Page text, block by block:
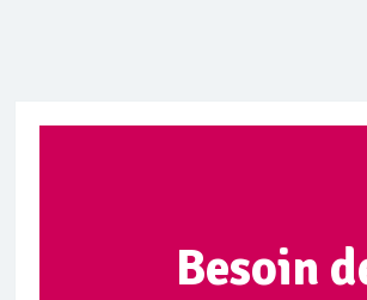
Besoin